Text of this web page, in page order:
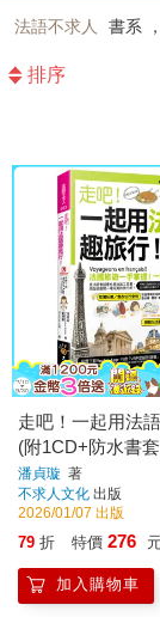
法語不求人 書系
排序
走吧！一起用法
(附1CD+防水書
「Youtor App」內
擬點讀筆)
潘貞璇 著
不求人文化 出版
2026/01/07 出版
79 折 特價 276
加入購物車